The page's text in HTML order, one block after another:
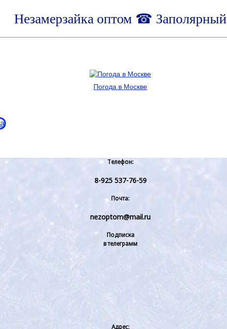
Незамерзайка оптом ☎ Заполярный
Погода в Москве
Телефон:
8-925 537-76-59
Почта:
nezoptom@mail.ru
Подписка
в телеграмм
Адрес: